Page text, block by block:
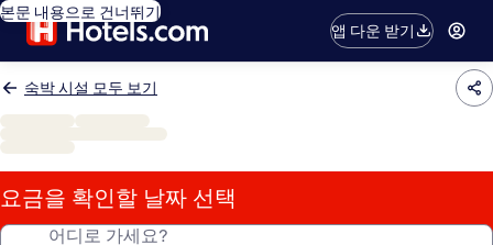
본문 내용으로 건너뛰기
앱 다운 받기
숙박 시설 모두 보기
요금을 확인할 날짜 선택
어디로 가세요?